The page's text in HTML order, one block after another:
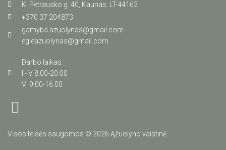
K. Petrausko g. 40, Kaunas. LT-44162
+370 37 204873
gamyba.azuolynas@gmail.com
egleazuolynas@gmail.com
Darbo laikas:
I - V 8:00-20:00
VI 9:00-16:00
Visos teisės saugomos © 2026 Ąžuolyno vaistinė